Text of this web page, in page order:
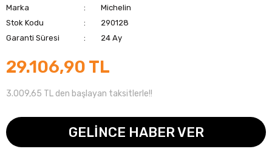
Marka
Michelin
Stok Kodu
290128
Garanti Süresi
24 Ay
29.106,90 TL
3.009,65 TL den başlayan taksitlerle!!
GELİNCE HABER VER